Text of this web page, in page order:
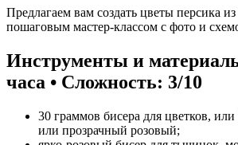
Предлагаем вам создать цветы персика из
пошаговым мастер-классом с фото и
Инструменты и
часа • Сложность: 3/10
30 граммов бисера для цветков,
или прозрачный розовый;